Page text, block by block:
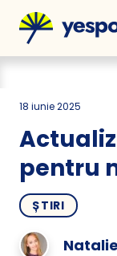
18 iunie 2025
ȘTIRI
pentru